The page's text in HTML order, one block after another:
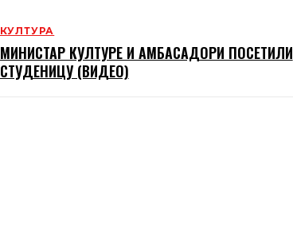
КУЛТУРА
МИНИСТАР КУЛТУРЕ И АМБАСАДОРИ ПОСЕТИЛИ
СТУДЕНИЦУ (ВИДЕО)